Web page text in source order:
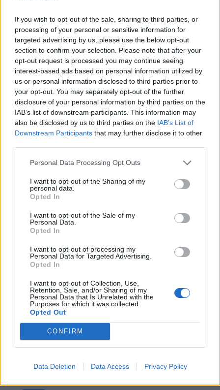
If you wish to opt-out of the sale, sharing to third parties, or
processing of your personal or sensitive information for
targeted advertising by us, please use the below opt-out
section to confirm your selection. Please note that after your
opt-out request is processed you may continue seeing
interest-based ads based on personal information utilized by
us or personal information disclosed to third parties prior to
your opt-out. You may separately opt-out of the further
disclosure of your personal information by third parties on the
IAB’s list of downstream participants. This information may
also be disclosed by us to third parties on the IAB’s List of
Downstream Participants that may further disclose it to other
Personal Data Processing Opt Outs
I want to opt-out of the Sharing of my
personal data.
Opted In
I want to opt-out of the Sale of my
Personal Data.
Opted In
I want to opt-out of processing my
Personal Data for Targeted Advertising.
Opted In
I want to opt-out of Collection, Use,
Retention, Sale, and/or Sharing of my
Personal Data that Is Unrelated with the
Purposes for which it was collected.
Opted Out
CONFIRM
Data Deletion Data Access Privacy Policy
bambini qui con noi. Loro sono il futuro della
Roma e non ci abbandoneranno mai. Colgo
l'occasione per augurarvi buone feste
pasquali a voi, alla vostra famiglia e a tutti i
vostri cari".
Allenamento Roma: 2-1 il risultato della
partitella
partitella in famiglia terminata 2-1 con
gol di
Hummels, Soulé e Paredes (su rigore) : Assenti
El Shaarawy, Gollini e Dovbyk che hanno svolto